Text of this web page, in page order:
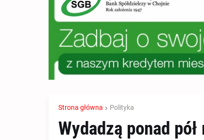
Strona główna Polityka
Wydadzą ponad